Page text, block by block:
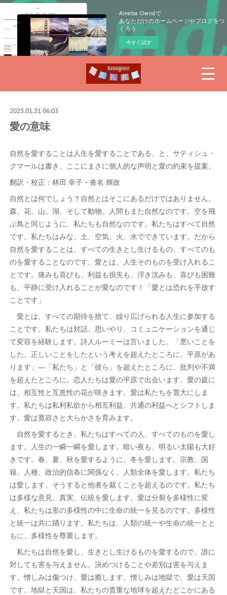
Ameba Owndで
あなただけのホームページやブログをつ
くろう
今すぐ試す
2025.01.31 06:03
愛の意味
自然を愛することは人生を愛することである、と、サティシュ・
クマールは書き、ここにまさに個人的な声明と愛の約束を提案。
翻訳・校正：林田 幸子・沓名 輝政
自然とは何でしょう？自然とはそこにあるだけではありません。
森、花、山、湖、そして動物。人間もまた自然なのです。空を飛
ぶ鳥と同じように、私たちも自然なのです。私たちはすべて自然
です。私たちはみな、土、空気、火、水でできています。だから
自然を愛することは、すべての生きとし生けるもの、すべてのも
のを愛することなのです。愛とは、人生そのものを受け入れるこ
とです。痛みも喜びも、利益も損失も、浮き沈みも、喜びも困難
も、平静に受け入れることが愛なのです！「愛とは恐れを手放す
ことです」
愛とは、すべての期待を捨て、繰り広げられる人生に参加する
ことです。私たちは対話、思いやり、コミュニケーションを通じ
て変容を経験します。詩人ルーミーは言いました。「悪いことを
した、正しいことをしたという考えを超えたところに、平原があ
ります」—「私たち」と「彼ら」を超えたところに、批判や不満
を超えたところに。恋人たちは愛の平原で出会います。愛の庭に
は、相互性と互恵性の花が咲きます。愛は私たちを寛大にしま
す。私たちは私利私欲から相互利益、共通の利益へとシフトしま
す。愛は寛容さと大らかさを育みます。
自然を愛するとき、私たちはすべての人、すべてのものを愛し
ます。人生の一瞬一瞬を愛します。暗い夜も、明るい太陽も大好
きです。春、夏、秋を愛するように、冬を愛します。宗教、国
籍、人種、政治的信条に関係なく、人類全体を愛します。私たち
は愛します、そうすると他者を裁くことを超えるのです。私たち
は多様な意見、真実、伝統を愛します。愛は分裂を多様性に変
え、私たちは形の多様性の中に生命の統一を見るのです。多様性
と統一は共に踊ります。私たちは、人類の統一や生命の統一とと
もに、多様性を尊重します。
私たちは自然を愛し、生きとし生けるものを愛するので、誰に
対しても害を与えません。決めつけることや差別は害を与えま
す。憎しみは傷つけ、愛は癒します。憎しみは地獄で、愛は天国
です。地獄と天国は、私たちの貴重な地球を超えたどこかにある